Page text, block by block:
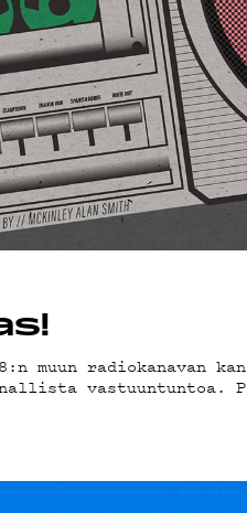
muun radiokanavan
vastuuntuntoa.